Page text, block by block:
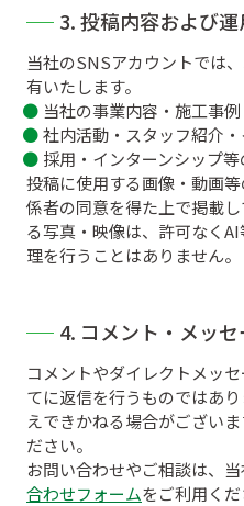
3. 投稿内容および
当社のSNSアカウントでは
有いたします。
当社の事業内容・施工事
社内活動・スタッフ紹介
採用・インターンシップ等
投稿に使用する画像・動画
係者の同意を得た上で掲載
る写真・映像は、許可なく
理を行うことはありません。
4. コメント・メッ
コメントやダイレクトメッ
てに返信を行うものではあ
えできかねる場合がござい
ださい。
お問い合わせやご相談は、
合わせフォームをご利用くだ